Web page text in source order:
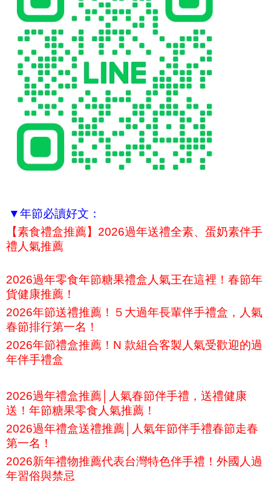
▼年節必讀好文：
【素食禮盒推薦】2026過年送禮全素、蛋奶素伴手
禮人氣推薦
2026過年零食年節糖果禮盒人氣王在這裡！春節年
貨健康推薦！
2026年節送禮推薦！５大過年長輩伴手禮盒，人氣
春節排行第一名！
2026年節禮盒推薦！N 款組合客製人氣受歡迎的過
年伴手禮盒
2026過年禮盒推薦│人氣春節伴手禮，送禮健康
送！年節糖果零食人氣推薦！
2026過年禮盒送禮推薦│人氣年節伴手禮春節走春
第一名！
2026新年禮物推薦代表台灣特色伴手禮！外國人過
年習俗與禁忌